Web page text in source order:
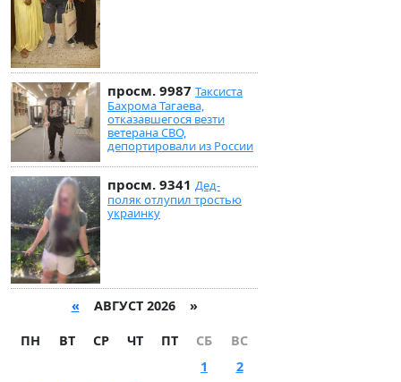
просм. 9987 Таксиста
Бахрома Тагаева,
отказавшегося везти
ветерана СВО,
депортировали из России
просм. 9341 Дед-
поляк отлупил тростью
украинку
« АВГУСТ 2026 »
ПН ВТ СР ЧТ ПТ СБ
ВС
1
2